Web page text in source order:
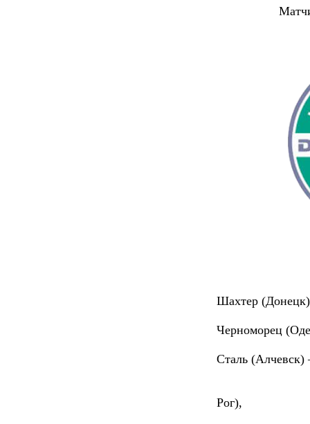
Шахтер
Черноморец
Сталь
Рог),